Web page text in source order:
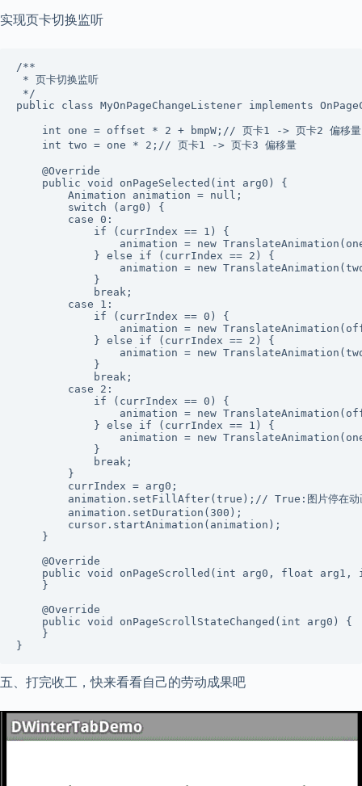
实现页卡切换监听
/**
* 页卡切换监听
*/
public class MyOnPageChangeListener implements
    int one = offset * 2 + bmpW;// 页卡1 -> 页卡2 偏移量
    int two = one * 2;// 页卡1 -> 页卡3 偏移量
    @Override
    public void onPageSelected(int arg0) {
        Animation animation = null;
        switch (arg0) {
        case 0:
            if (currIndex == 1) {
animation = new
            } else if (currIndex == 2) {
animation = new
            }
            break;
        case 1:
            if (currIndex == 0) {
animation = new
            } else if (currIndex == 2) {
animation = new
            }
            break;
        case 2:
            if (currIndex == 0) {
animation = new
            } else if (currIndex == 1) {
animation = new
            }
            break;
        }
        currIndex = arg0;
animation.setFillAfter(true);// True:图片停在动
        animation.setDuration(300);
        cursor.startAnimation(animation);
    }
    @Override
public void onPageScrolled(int arg0, float arg1,
    }
    @Override
    public void onPageScrollStateChanged(int arg0) {
    }
}
五、打完收工，快来看看自己的劳动成果吧